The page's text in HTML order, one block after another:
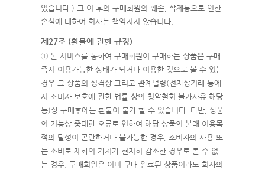
있습니다.) 그 이 후의 구매회원의 훼손, 삭제등으로 인한
손실에 대하여 회사는 책임지지 않습니다.
제27조 (환불에 관한 규정)
① 본 서비스를 통하여 구매회원이 구매하는 상품은 구매
즉시 이용가능한 상태가 되거나 이용한 것으로 볼 수 있는
경우 그 상품의 성격상 그리고 관계법령(전자상거래 등에
서 소비자 보호에 관한 법률 상의 청약철회 불가사유 해당
등)상 구매후에는 환불이 불가 할 수 있습니다. 다만, 상품
의 기능상 중대한 오류로 인하여 해당 상품의 본래 이용목
적의 달성이 곤란하거나 불가능한 경우, 소비자의 사용 또
는 소비로 재화의 가치가 현저히 감소한 경우로 볼 수 없
는 경우, 구매회원은 이미 구매 완료된 상품이라도 회사의